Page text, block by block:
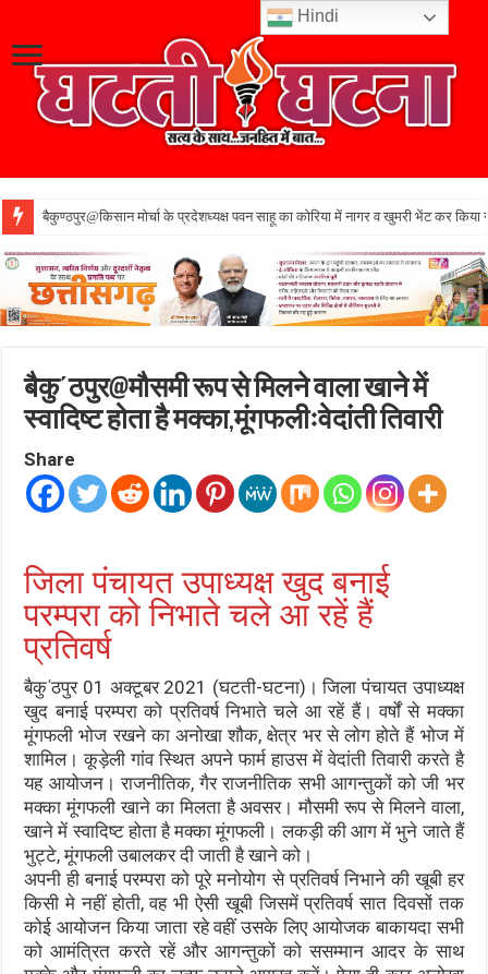
बैकुण्ठपुर@किसान मोर्चा के प्रदेशध्यक्ष पवन साहू का कोरिया में नागर व खुमरी भेंट कर किया
बैकु΄ठपुर@मौसमी रूप से मिलने वाला खाने में
स्वादिष्ट होता है मक्का,मूंगफलीःवेदांती तिवारी
Share
जिला पंचायत उपाध्यक्ष खुद बनाई
परम्परा को निभाते चले आ रहें हैं
प्रतिवर्ष
बैकु΄ठपुर 01 अक्टूबर 2021 (घटती-घटना)। जिला पंचायत उपाध्यक्ष
खुद बनाई परम्परा को प्रतिवर्ष निभाते चले आ रहें हैं। वर्षों से मक्का
मूंगफली भोज रखने का अनोखा शौक, क्षेत्र भर से लोग होते हैं भोज में
शामिल। कूड़ेली गांव स्थित अपने फार्म हाउस में वेदांती तिवारी करते है
यह आयोजन। राजनीतिक, गैर राजनीतिक सभी आगन्तुकों को जी भर
मक्का मूंगफली खाने का मिलता है अवसर। मौसमी रूप से मिलने वाला,
खाने में स्वादिष्ट होता है मक्का मूंगफली। लकड़ी की आग में भुने जाते हैं
भुट्टे, मूंगफली उबालकर दी जाती है खाने को।
अपनी ही बनाई परम्परा को पूरे मनोयोग से प्रतिवर्ष निभाने की खूबी हर
किसी मे नहीं होती, वह भी ऐसी खूबी जिसमें प्रतिवर्ष सात दिवसों तक
कोई आयोजन किया जाता रहे वहीं उसके लिए आयोजक बाकायदा सभी
को आमंत्रित करते रहें और आगन्तुकों को ससम्मान आदर के साथ
Hindi